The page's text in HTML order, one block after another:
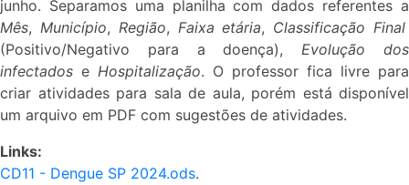
junho. Separamos uma planilha com dados referentes a
Mês, Município, Região, Faixa etária, Classificação Final
(Positivo/Negativo para a doença), Evolução dos
infectados e Hospitalização. O professor fica livre para
criar atividades para sala de aula, porém está disponível
um arquivo em PDF com sugestões de atividades.
Links:
CD11 - Dengue SP 2024.ods.